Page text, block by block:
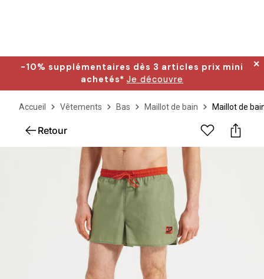
-10% supplémentaires dès 3 articles prix mini
achetés* Je découvre
✕
Accueil Vêtements Bas Maillot de bain Maillot de
Retour